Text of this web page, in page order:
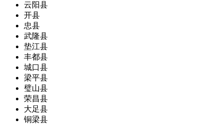
云阳县
开县
忠县
武隆县
垫江县
丰都县
城口县
梁平县
璧山县
荣昌县
大足县
铜梁县